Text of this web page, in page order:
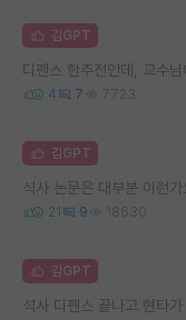
김GPT
디펜스 한주전인데, 교수
4 7 7723
김GPT
석사 논문은 대부분 이런
21 9 18630
김GPT
석사 디펜스 끝나고 현타